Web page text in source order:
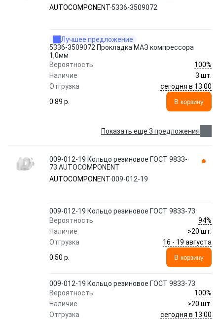
AUTOCOMPONENT 5336-3509072
Лучшее предложение
5336-3509072 Прокладка МАЗ компрессора
1,0мм
Вероятность
100%
Наличие
3 шт.
Отгрузка
сегодня в 13:00
0.89 p.
В корзину
Показать еще 3 предложения
009-012-19 Кольцо резиновое ГОСТ 9833-
73 AUTOCOMPONENT
AUTOCOMPONENT009-012-19
009-012-19 Кольцо резиновое ГОСТ 9833-73
Вероятность
94%
Наличие
>20 шт.
Отгрузка
16 - 19 августа
0.50 p.
В корзину
009-012-19 Кольцо резиновое ГОСТ 9833-73
Вероятность
100%
Наличие
>20 шт.
Отгрузка
сегодня в 13:00